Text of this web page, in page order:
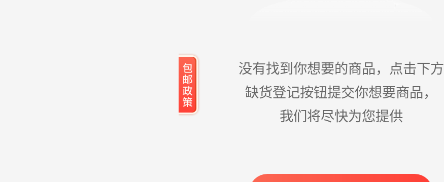
没有找到你想要的商品，点击下方
缺货登记按钮提交你想要商品，
我们将尽快为您提供